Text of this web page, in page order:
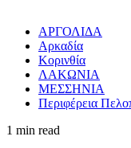
ΑΡΓΟΛΙΔΑ
Αρκαδία
Κορινθία
ΛΑΚΩΝΙΑ
ΜΕΣΣΗΝΙΑ
Περιφέρεια
1 min read